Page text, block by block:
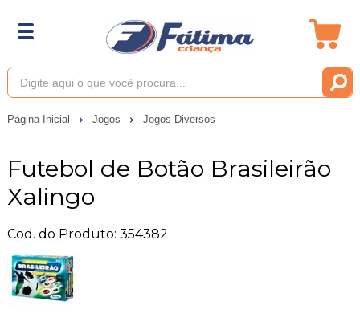
Página Inicial Jogos Jogos Diversos
Futebol de Botão Brasileirão
Xalingo
Cod. do Produto: 354382